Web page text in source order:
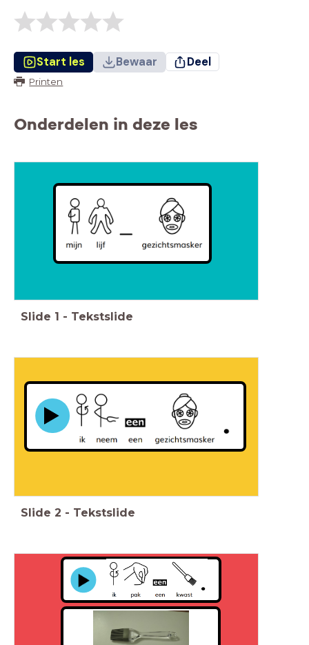
Start les Bewaar Deel
Printen
Onderdelen in deze les
Slide 1 - Tekstslide
Slide 2 - Tekstslide